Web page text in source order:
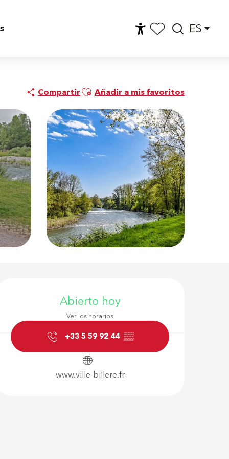
ES
CompartirAjouter aux favoris
Añadir a mis favoritos
y
Abierto hoy
Ver los horarios
+33 5 59 92 44 ▒▒
www.ville-billere.fr